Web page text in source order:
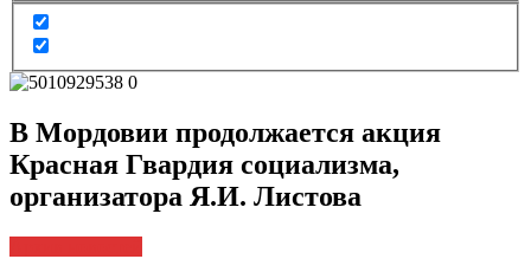
В Мордовии продолжается акция
Красная Гвардия социализма,
организатора Я.И. Листова